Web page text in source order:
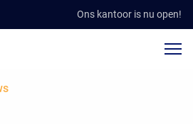
Ons kantoor is nu open!